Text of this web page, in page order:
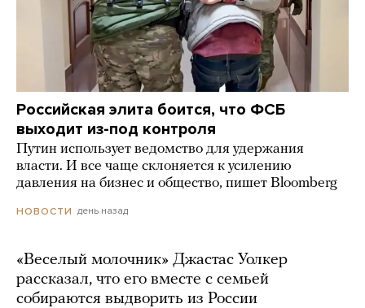
Российская элита боится, что ФСБ
выходит из-под контроля
Путин использует ведомство для удержания
власти. И все чаще склоняется к усилению
давления на бизнес и общество, пишет Bloomberg
НОВОСТИ день назад
«Веселый молочник» Джастас Уолкер
рассказал, что его вместе с семьей
собираются выдворить из России